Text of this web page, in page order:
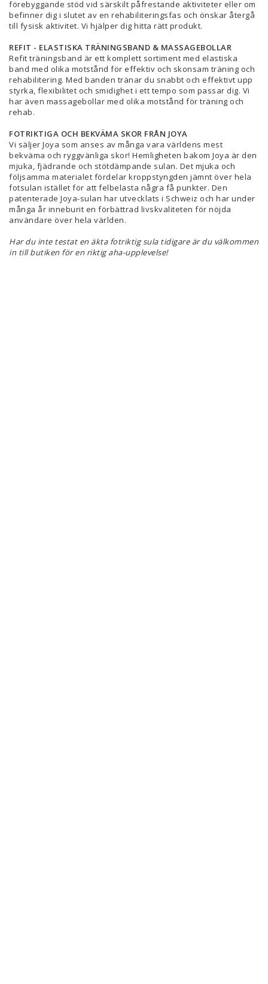
förebyggande stöd vid särskilt påfrestande aktiviteter eller om
befinner dig i slutet av en rehabiliteringsfas och önskar återgå
till fysisk aktivitet. Vi hjälper dig hitta rätt produkt.
REFIT - ELASTISKA TRÄNINGSBAND & MASSAGEBOLLAR
Refit träningsband är ett komplett sortiment med elastiska
band med olika motstånd för effektiv och skonsam träning och
rehabilitering. Med banden tränar du snabbt och effektivt upp
styrka, flexibilitet och smidighet i ett tempo som passar dig. Vi
har även massagebollar med olika motstånd för träning och
rehab.
FOTRIKTIGA OCH BEKVÄMA SKOR FRÅN JOYA
Vi säljer Joya som anses av många vara världens mest
bekväma och ryggvänliga skor! Hemligheten bakom Joya är den
mjuka, fjädrande och stötdämpande sulan. Det mjuka och
följsamma materialet fördelar kroppstyngden jämnt över hela
fotsulan istället för att felbelasta några få punkter. Den
patenterade Joya-sulan har utvecklats i Schweiz och har under
många år inneburit en förbättrad livskvaliteten för nöjda
användare över hela världen.
Har du inte testat en äkta fotriktig sula tidigare är du välkommen
in till butiken för en riktig aha-upplevelse!